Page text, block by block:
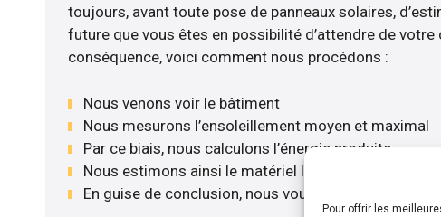
Pour offrir les
toujours, avant toute pose de panneaux solaires,
future que vous êtes en possibilité d’attendre de votre
conséquence, voici comment nous procédons :
Nous venons voir le bâtiment
Nous mesurons l’ensoleillement moyen et maximal
Par ce biais, nous calculons l’énergie produite
Nous estimons ainsi le matériel le plus adéquat
En guise de conclusion, nous vous envoyons notre